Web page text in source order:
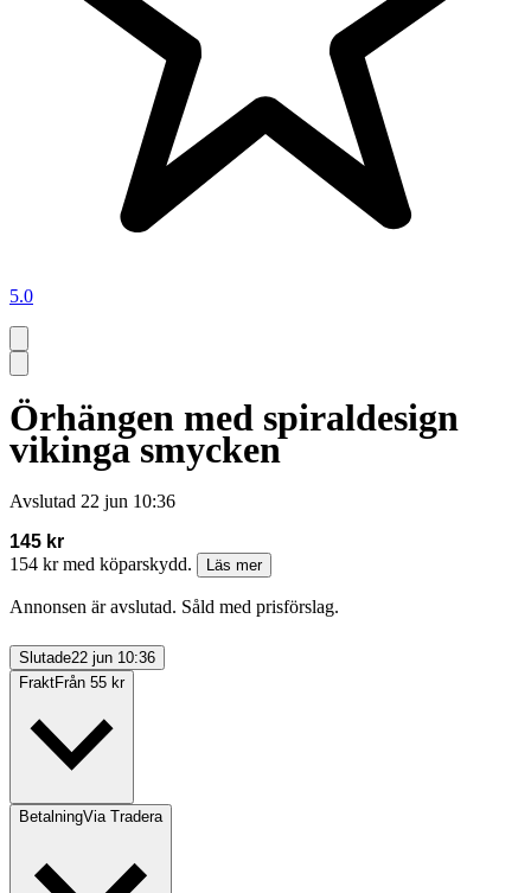
5.0
Örhängen med spiraldesign
vikinga smycken
Avslutad 22 jun 10:36
145 kr
154 kr med köparskydd.
Läs mer
Annonsen är avslutad. Såld med prisförslag.
Slutade22 jun 10:36
FraktFrån 55 kr
BetalningVia Tradera